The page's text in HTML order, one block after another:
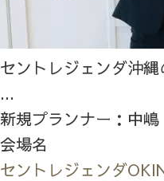
セントレジェンダ沖
...
新規プランナー：中
会場名
セントレジェンダ